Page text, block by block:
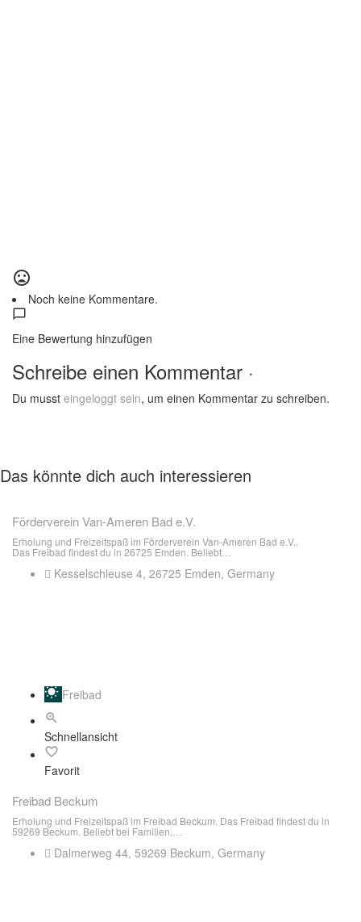
Noch keine Kommentare.
Eine Bewertung hinzufügen
Schreibe einen Kommentar ·
Du musst eingeloggt sein, um einen Kommentar zu schreiben.
Das könnte dich auch interessieren
Förderverein Van-Ameren Bad e.V.
Erholung und Freizeitspaß im Förderverein Van-Ameren Bad e.V..
Das Freibad findest du in 26725 Emden. Beliebt…
Kesselschleuse 4, 26725 Emden, Germany
Freibad
Schnellansicht
Favorit
Freibad Beckum
Erholung und Freizeitspaß im Freibad Beckum. Das Freibad findest du in
59269 Beckum. Beliebt bei Familien,…
Dalmerweg 44, 59269 Beckum, Germany